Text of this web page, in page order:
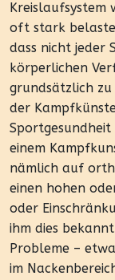
Kreislaufsystem
oft stark
dass nicht jeder
körperlichen
grundsätzlich
der
einem
nämlich auf
einen hohen
oder
ihm dies
Probleme –
im